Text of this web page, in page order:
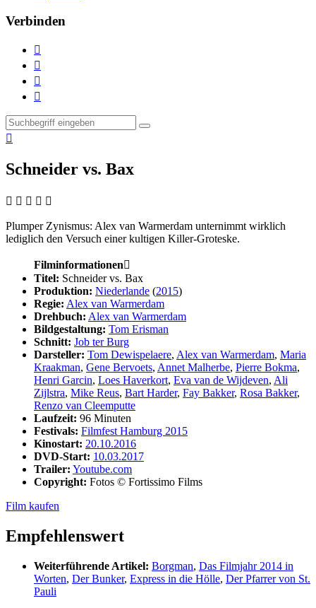
Verbinden





Schneider vs. Bax
    
Plumper Zynismus: Alex van Warmerdam unternimmt wirklich
lediglich den Versuch einer kultigen Killer-Groteske.
Filminformationen
Titel: Schneider vs. Bax
Produktion: Niederlande (2015)
Regie: Alex van Warmerdam
Drehbuch: Alex van Warmerdam
Bildgestaltung: Tom Erisman
Schnitt: Job ter Burg
Darsteller: Tom Dewispelaere, Alex van Warmerdam, Maria
Kraakman, Gene Bervoets, Annet Malherbe, Pierre Bokma,
Henri Garcin, Loes Haverkort, Eva van de Wijdeven, Ali
Zijlstra, Mike Reus, Bart Harder, Fay Bakker, Rosa Bakker,
Renzo van Cleemputte
Laufzeit: 96 Minuten
Festivals: Filmfest Hamburg 2015
Kinostart: 20.10.2016
DVD-Start: 10.03.2017
Trailer: Youtube.com
Copyright: Fotos © Fortissimo Films
Film kaufen
Empfehlenswert
Weiterführende Artikel: Borgman, Das Filmjahr 2014 in
Worten, Der Bunker, Express in die Hölle, Der Pfarrer von St.
Pauli